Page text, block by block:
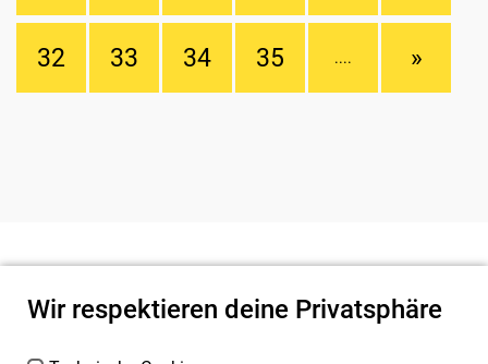
32 33 34 35 .... »
Wir respektieren deine Privatsphäre